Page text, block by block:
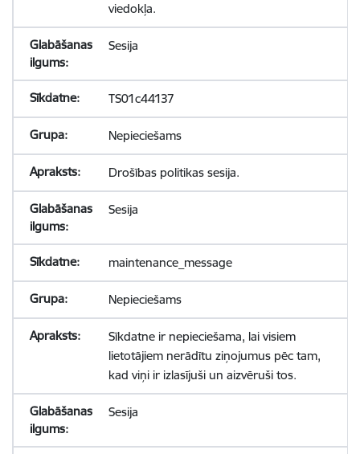
viedokļa.
Sesija
TS01c44137
Nepieciešams
Drošības politikas sesija.
Sesija
maintenance_message
Nepieciešams
Sīkdatne ir nepieciešama, lai visiem
lietotājiem nerādītu ziņojumus pēc tam,
kad viņi ir izlasījuši un aizvēruši tos.
Sesija